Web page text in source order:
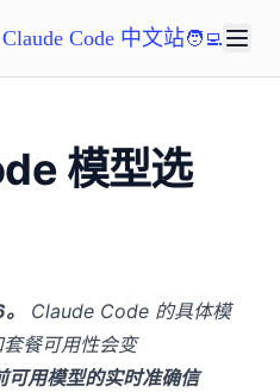
Claude Code 中文站🧑‍💻
模型选
Claude Code 的具体模
餐可用性会变
可用模型的实时准确信